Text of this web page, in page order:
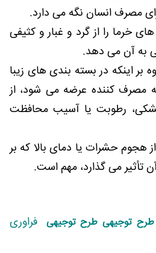
مصرف انسان نگه می دارد.
خرما را از گرد و غبار و کثیفی
به آن می دهد.
بر اینکه در بسته بندی های زیبا
مصرف کننده عرضه می شود، از
رطوبت یا آسیب محافظت
هجوم حشرات یا دمای بالا که بر
می گذارد، مهم است.
توجیهی طرح توجیهی فراوری